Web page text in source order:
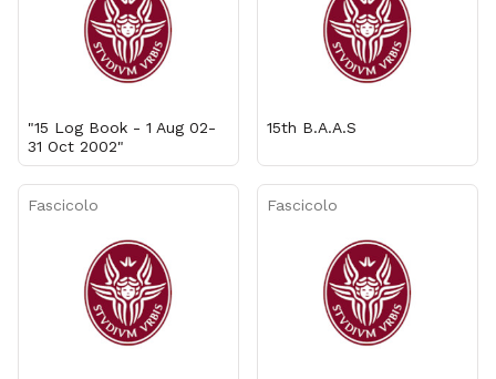
"15 Log Book - 1 Aug 02-
31 Oct 2002"
15th B.A.A.S
Fascicolo Fascicolo